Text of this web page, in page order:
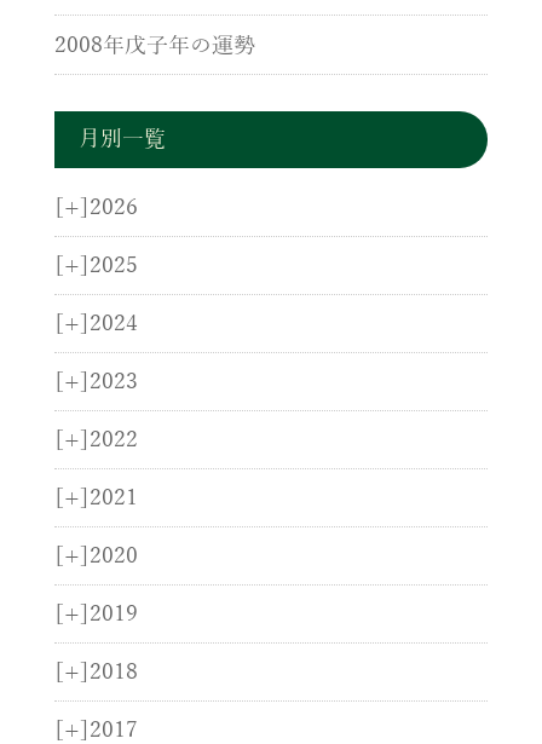
2008年戊子年の運勢
月別一覧
[+] 2026
[+] 2025
[+] 2024
[+] 2023
[+] 2022
[+] 2021
[+] 2020
[+] 2019
[+] 2018
[+] 2017